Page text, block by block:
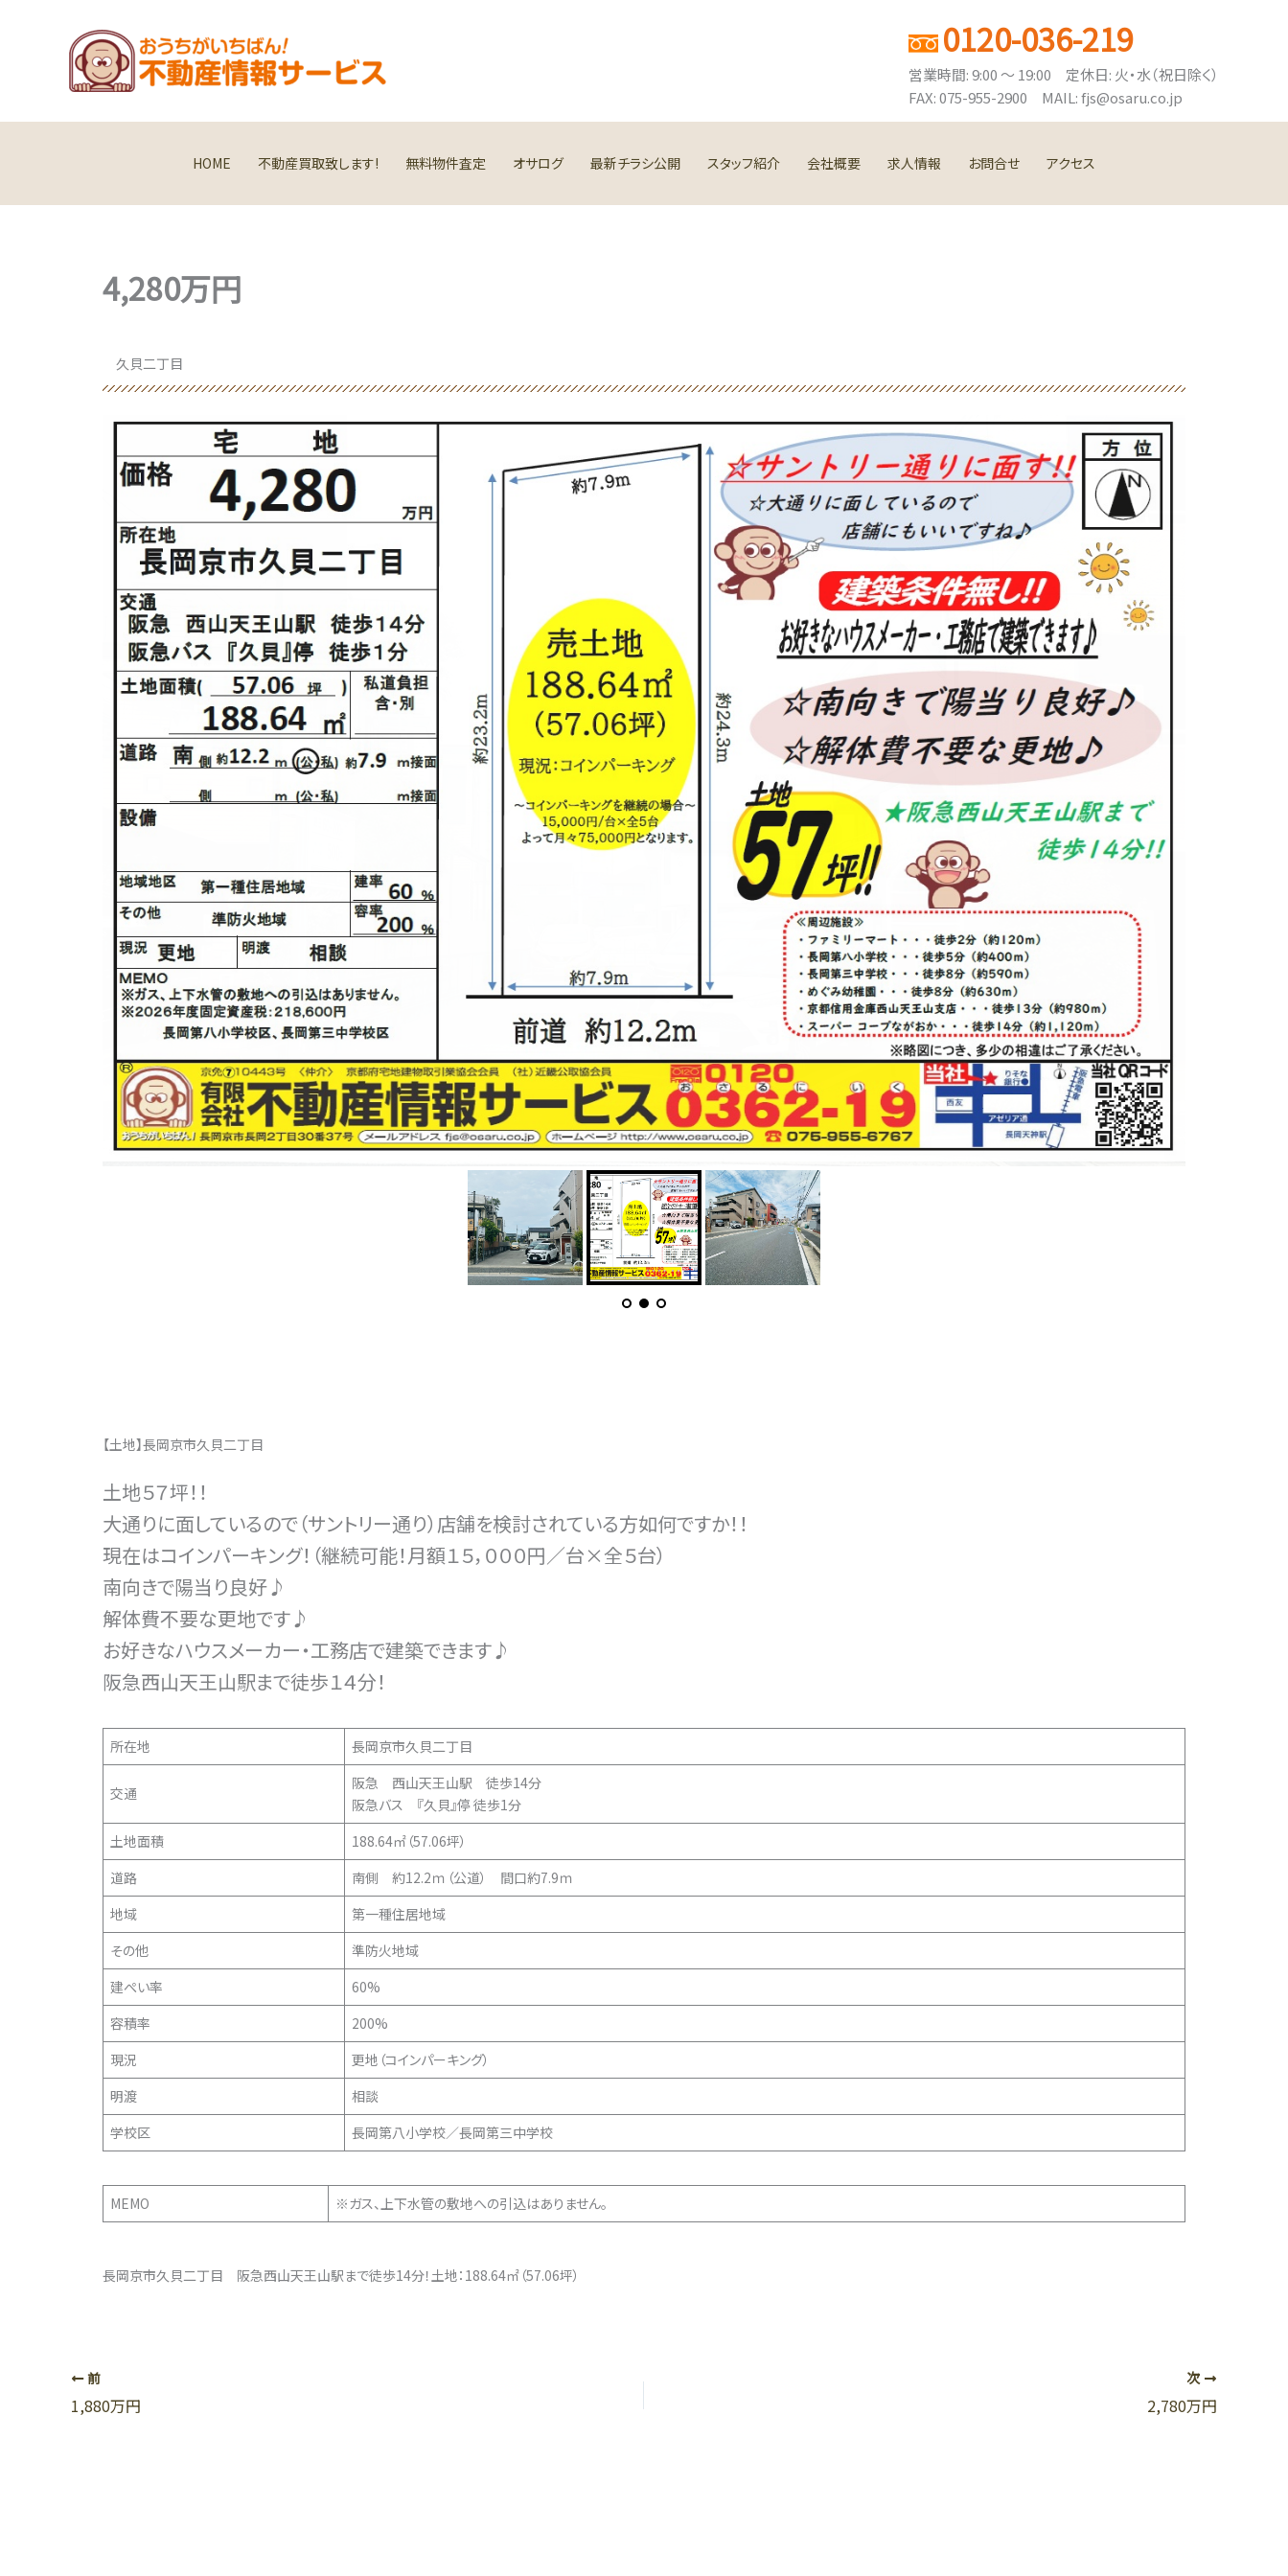
ッ
0120-036-219
営業時間: 9:00 ～ 19:00 定休日: 火・水（祝日除く）
FAX: 075-955-2900 MAIL: fjs@osaru.co.jp
HOME 不動産買取致します! 無料物件査定 オサログ 最新チラシ公開 スタッフ紹介 会社概要 求人情報 お問合せ アクセス
4,280万円
久貝二丁目
【土地】長岡京市久貝二丁目
土地５７坪！！
大通りに面しているので（サントリー通り）店舗を検討されている方如何ですか！！
現在はコインパーキング！（継続可能！月額１５，０００円／台×全５台）
南向きで陽当り良好♪
解体費不要な更地です♪
お好きなハウスメーカー・工務店で建築できます♪
阪急西山天王山駅まで徒歩１４分！
所在地 長岡京市久貝二丁目
交通
阪急 西山天王山駅 徒歩14分
阪急バス 『久貝』停 徒歩1分
土地面積
188.64㎡（57.06坪）
道路
南側 約12.2ｍ（公道） 間口約7.9ｍ
地域
第一種住居地域
その他
準防火地域
建ぺい率
60%
容積率
200%
現況
更地（コインパーキング）
明渡
相談
学校区
長岡第八小学校／長岡第三中学校
MEMO ※ガス、上下水管の敷地への引込はありません。
長岡京市久貝二丁目 阪急西山天王山駅まで徒歩14分！土地：188.64㎡（57.06坪）
前
1,880万円
次
2,780万円